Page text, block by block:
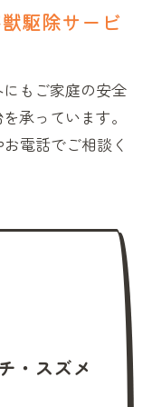
駆除サービ
もご家庭の安全
承っています。
電話でご相談く
・スズメ